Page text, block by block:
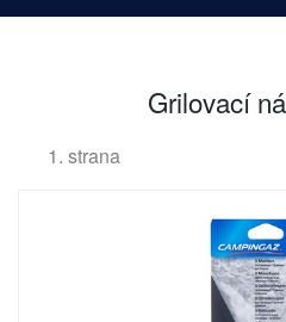
Grilovací
1. strana